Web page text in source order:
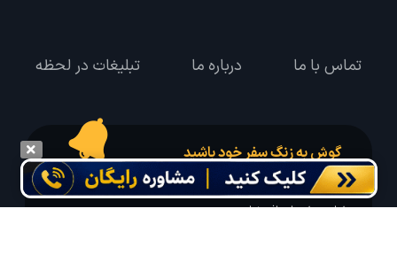
تماس با ما درباره ما تبلیغات در لحظه
گوش به زنگ سفر خود باشید
درخواست سفر خود را در مدت زمان دلخواه ثبت و پیامک بهترین آفر مربوط به تور
درخواستی خود را دریافت نمایید